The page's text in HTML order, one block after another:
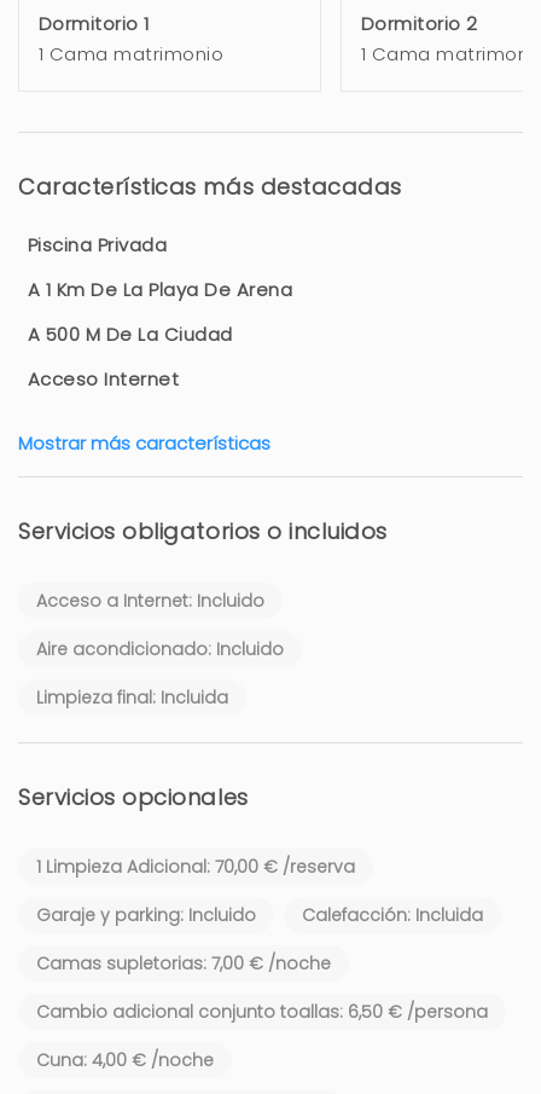
Dormitorio 1
1 Cama matrimonio
Dormitorio 2
1 Cama
Características más destacadas
Piscina Privada
A 1 Km De La Playa De Arena
A 500 M De La Ciudad
Acceso Internet
Mostrar más características
Servicios obligatorios o incluidos
Acceso a Internet: Incluido
Aire acondicionado: Incluido
Limpieza final: Incluida
Servicios opcionales
1 Limpieza Adicional: 70,00 € /reserva
Garaje y parking: Incluido
Calefacción: Incluida
Camas supletorias: 7,00 € /noche
Cambio adicional conjunto toallas: 6,50 € /persona
Cuna: 4,00 € /noche